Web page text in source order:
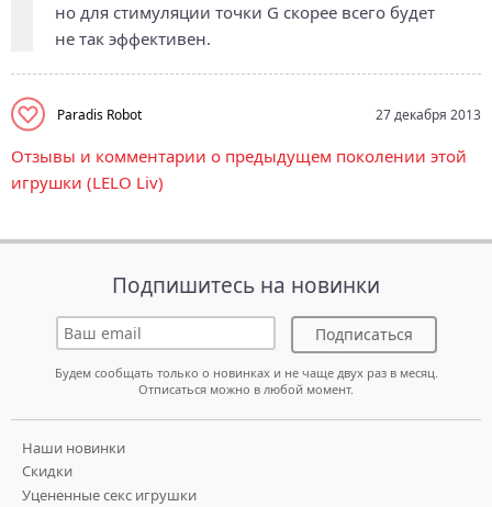
но для стимуляции точки G скорее всего будет
не так эффективен.
Paradis Robot 27 декабря 2013
Отзывы и комментарии о предыдущем поколении этой
игрушки (LELO Liv)
Подпишитесь на новинки
Подписаться
Будем сообщать только о новинках и не чаще двух раз в месяц.
Отписаться можно в любой момент.
Наши новинки
Скидки
Уцененные секс игрушки